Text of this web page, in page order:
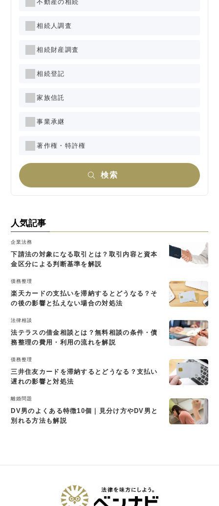
不動産の相続
相続人調査
相続財産調査
相続登記
家族信託
事業承継
著作権・特許権
検索
人気記事
企業法務
下請法の対象になる取引とは？取引内容と資本
金区分による判断基準を解説
債務整理
楽天カードの支払いを滞納するとどうなる？そ
の後の影響と払えない場合の対処法
法律相談
法テラスの借金相談とは？無料相談の条件・債
務整理の費用・利用の流れを解説
債務整理
三井住友カードを滞納するとどうなる？支払い
遅れの影響と対処法
離婚問題
DV男のよくある特徴10個｜見分け方やDV男と
別れる方法も解説